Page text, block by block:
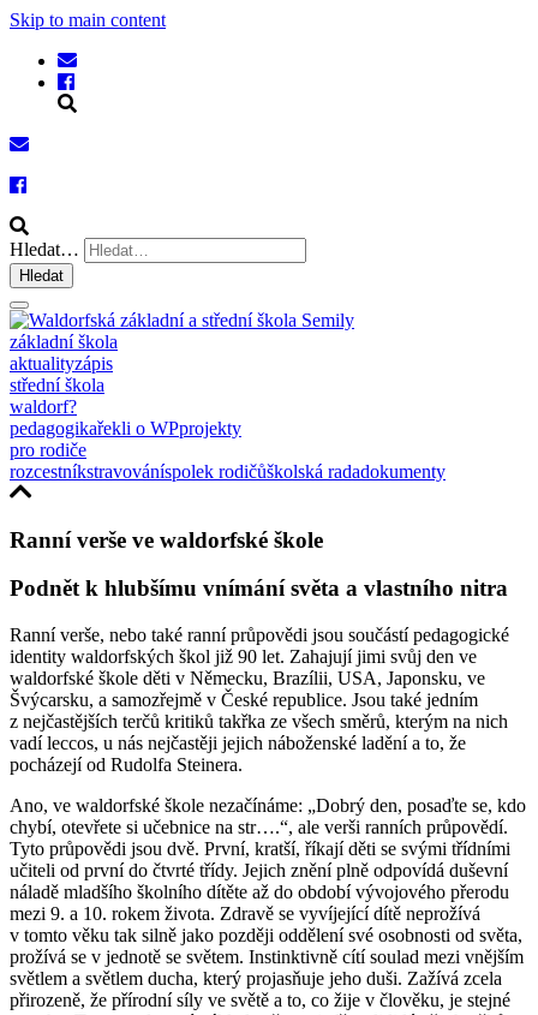
Skip to main content
Hledat…
Hledat
základní škola
aktualityzápis
střední škola
waldorf?
pedagogikařekli o WPprojekty
pro rodiče
rozcestníkstravováníspolek rodičůškolská radadokumenty
Ranní verše ve waldorfské škole
Podnět k hlubšímu vnímání světa a vlastního nitra
Ranní verše, nebo také ranní průpovědi jsou součástí pedagogické
identity waldorfských škol již 90 let. Zahajují jimi svůj den ve
waldorfské škole děti v Německu, Brazílii, USA, Japonsku, ve
Švýcarsku, a samozřejmě v České republice. Jsou také jedním
z nejčastějších terčů kritiků takřka ze všech směrů, kterým na nich
vadí leccos, u nás nejčastěji jejich náboženské ladění a to, že
pocházejí od Rudolfa Steinera.
Ano, ve waldorfské škole nezačínáme: „Dobrý den, posaďte se, kdo
chybí, otevřete si učebnice na str….“, ale verši ranních průpovědí.
Tyto průpovědi jsou dvě. První, kratší, říkají děti se svými třídními
učiteli od první do čtvrté třídy. Jejich znění plně odpovídá duševní
náladě mladšího školního dítěte až do období vývojového přerodu
mezi 9. a 10. rokem života. Zdravě se vyvíjející dítě neprožívá
v tomto věku tak silně jako později oddělení své osobnosti od světa,
prožívá se v jednotě se světem. Instinktivně cítí soulad mezi vnějším
světlem a světlem ducha, který projasňuje jeho duši. Zažívá zcela
přirozeně, že přírodní síly ve světě a to, co žije v člověku, je stejné